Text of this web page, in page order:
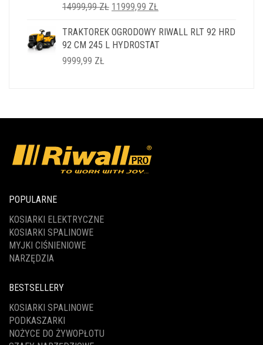
14999,99ZŁ PIERWOTNA
WYNOSIŁA:
14999,99 ZŁ.
11999,99 ZŁ
WYNOSI:
11999,99 ZŁ.
TRAKTOREK OGRODOWY RIWALL RLT 92 HRD
92 CM 245 L HYDROSTAT
9999,99 ZŁ
POPULARNE
KOSIARKI ELEKTRYCZNE
KOSIARKI SPALINOWE
MYJKI CIŚNIENIOWE
NARZĘDZIA
BESTSELLERY
KOSIARKI SPALINOWE
PODKASZARKI
NOŻYCE DO ŻYWOPŁOTU